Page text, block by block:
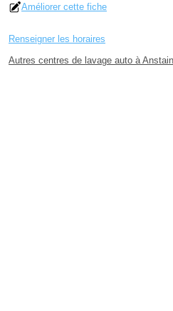
Améliorer cette fiche
Renseigner les horaires
Autres centres de lavage auto à